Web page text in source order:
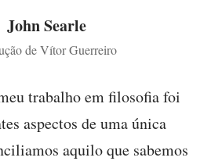
John Searle
de Vítor Guerreiro
trabalho em filosofia foi
aspectos de uma única
aquilo que sabemos